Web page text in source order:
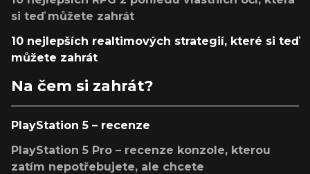
si teď můžete zahrát
10 nejlepších realtimových strategií, které si teď
můžete zahrát
Na čem si zahrát?
PlayStation 5 – recenze
PlayStation 5 Pro – recenze konzole, kterou
zatím nepotřebujete, ale chcete